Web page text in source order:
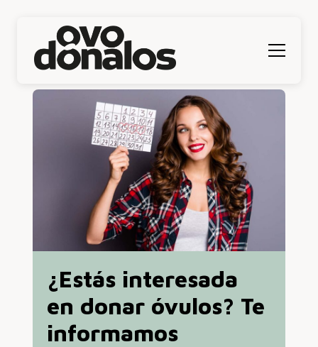
Menú
¿Estás interesada
en donar óvulos? Te
informamos